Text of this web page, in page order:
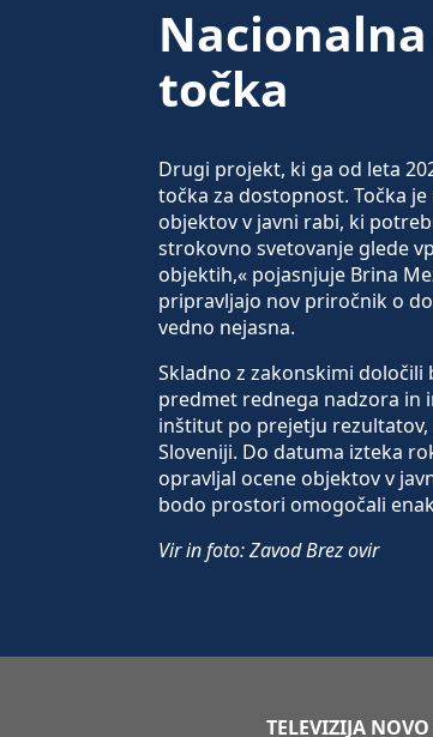
točka
Drugi projekt, ki ga od leta
točka za dostopnost. Točka
objektov v javni rabi, ki
strokovno svetovanje glede
objektih,« pojasnjuje Brina
pripravljajo nov priročnik o
vedno nejasna.
Skladno z zakonskimi
predmet rednega nadzora in
inštitut po prejetju
Sloveniji. Do datuma izteka
opravljal ocene objektov v
bodo prostori omogočali
Vir in foto: Zavod Brez ovir
TELEVIZIJA